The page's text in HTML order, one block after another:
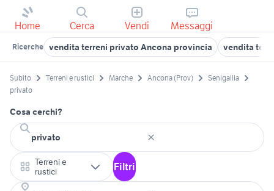
Home Cerca Vendi Messaggi
Ricerche vendita terreni privato Ancona provincia vendita
Subito Terreni e rustici Marche Ancona (Prov)
Senigallia
privato
Cosa cerchi?
Terreni e
rustici
Filtri